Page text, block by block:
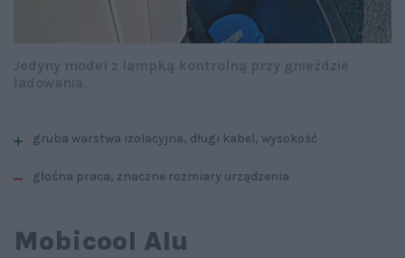
gruba warstwa izolacyjna, długi kabel, wysokość
głośna praca, znaczne rozmiary urządzenia
Mobicool Alu